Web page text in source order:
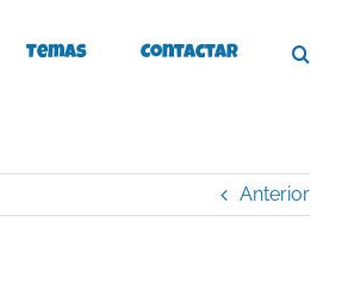
Temas Contactar
Anterior